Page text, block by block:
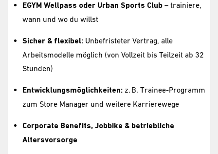
EGYM Wellpass oder Urban Sports Club – trainiere,
wann und wo du willst
Sicher & flexibel: Unbefristeter Vertrag, alle
Arbeitsmodelle möglich (von Vollzeit bis Teilzeit ab 32
Stunden)
Entwicklungsmöglichkeiten: z. B. Trainee-Programm
zum Store Manager und weitere Karrierewege
Corporate Benefits, Jobbike & betriebliche
Altersvorsorge